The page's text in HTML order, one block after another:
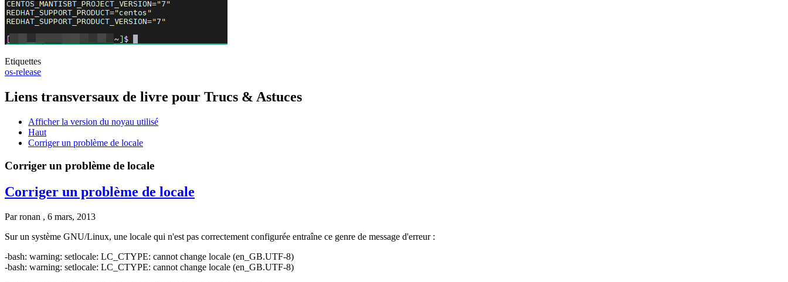
Etiquettes
os-release
Liens transversaux de livre pour Trucs & Astuces
Afficher la version du noyau utilisé
Haut
Corriger un problème de locale
Corriger un problème de locale
Corriger un problème de locale
Parronan , 6 mars, 2013
Sur un système GNU/Linux, une locale qui n'est pas correctement configurée entraîne ce genre de message d'erreur :
-bash: warning: setlocale: LC_CTYPE: cannot change locale (en_GB.UTF-8)
-bash: warning: setlocale: LC_CTYPE: cannot change locale (en_GB.UTF-8)